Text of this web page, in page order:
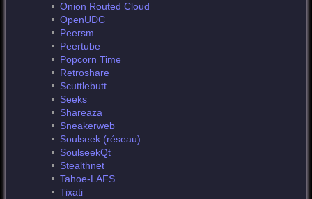
Onion Routed Cloud
OpenUDC
Peersm
Peertube
Popcorn Time
Retroshare
Scuttlebutt
Seeks
Shareaza
Sneakerweb
Soulseek (réseau)
SoulseekQt
Stealthnet
Tahoe-LAFS
Tixati